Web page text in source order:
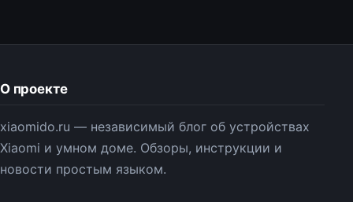
О проекте
xiaomido.ru — независимый блог об устройствах
Xiaomi и умном доме. Обзоры, инструкции и
новости простым языком.